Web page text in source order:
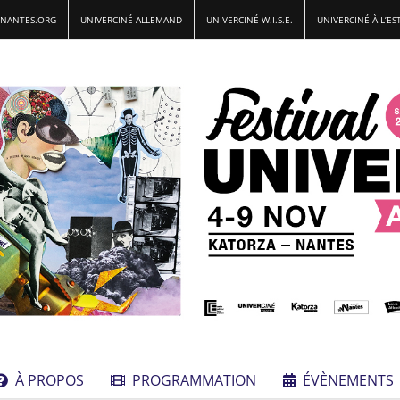
UNIVERCINÉ ALLEMAND UNIVERCINÉ W.I.S.E. UNIVERCINÉ À
À PROPOS PROGRAMMATION ÉVÈNEMENTS